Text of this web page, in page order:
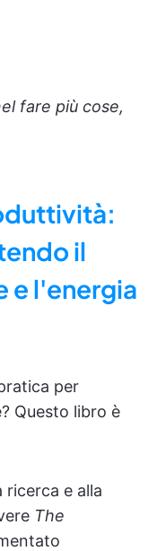
fare più cose,
il
e l'energia
per
Questo libro è
ricerca e alla
The